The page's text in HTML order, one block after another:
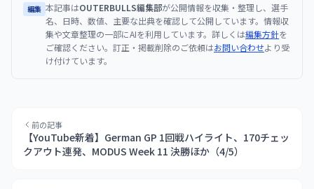
編集 本記事はOUTERBULLS編集部が公開情報を収集・整理し、選手
名、日時、数値、主要な出典を確認して公開しています。情報収
集や文章整理の一部にAIを利用しています。詳しくは編集方針を
ご確認ください。訂正・掲載削除のご依頼はお問い合わせより受
け付けています。
前の記事
【YouTube新着】German GP 1回戦ハイライト、170チェッ
クアウト連発、MODUS Week 11 決勝ほか（4/5）